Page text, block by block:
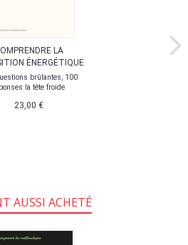
LA
ÉNERGÉTIQUE
brûlantes, 100
la tête froide
23,00 €
AUSSI ACHETÉ